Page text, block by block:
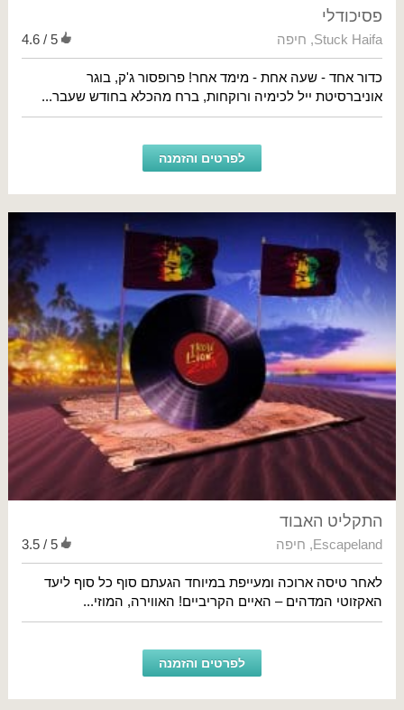
פסיכודלי
Stuck Haifa
, חיפה 4.6 / 5
כדור אחד - שעה אחת - מימד אחר! פרופסור ג'ק, בוגר
אוניברסיטת ייל לכימיה ורוקחות, ברח מהכלא בחודש שעבר...
לפרטים והזמנה
התקליט האבוד
Escapeland
, חיפה 3.5 / 5
לאחר טיסה ארוכה ומעייפת במיוחד הגעתם סוף כל סוף ליעד
האקזוטי המדהים – האיים הקריביים! האווירה, המוזי...
לפרטים והזמנה